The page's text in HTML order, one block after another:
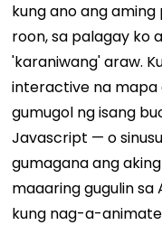
kung ano ang
roon, sa palagay ko
'karaniwang' araw.
interactive na mapa
gumugol ng isang
Javascript — o
gumagana ang
maaaring gugulin
kung nag-a-animate